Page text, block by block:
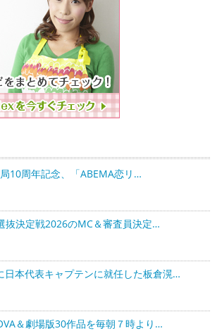
10周年記念、「ABEMA恋リ…
抜決定戦2026のMC＆審査員決定…
日本代表キャプテンに就任した板倉滉…
＆劇場版30作品を毎朝７時より…